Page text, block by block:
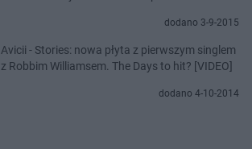
dodano 3-9-2015
Avicii - Stories: nowa płyta z pierwszym singlem
z Robbim Williamsem. The Days to hit? [VIDEO]
dodano 4-10-2014